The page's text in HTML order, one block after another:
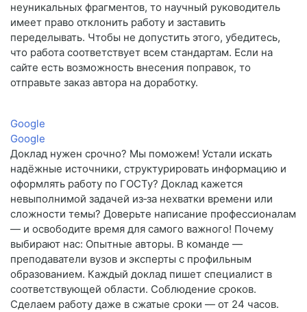
неуникальных фрагментов, то научный руководитель
имеет право отклонить работу и заставить
переделывать. Чтобы не допустить этого, убедитесь,
что работа соответствует всем стандартам. Если на
сайте есть возможность внесения поправок, то
отправьте заказ автора на доработку.
Google
Google
Доклад нужен срочно? Мы поможем! Устали искать
надёжные источники, структурировать информацию и
оформлять работу по ГОСТу? Доклад кажется
невыполнимой задачей из‑за нехватки времени или
сложности темы? Доверьте написание профессионалам
— и освободите время для самого важного! Почему
выбирают нас: Опытные авторы. В команде —
преподаватели вузов и эксперты с профильным
образованием. Каждый доклад пишет специалист в
соответствующей области. Соблюдение сроков.
Сделаем работу даже в сжатые сроки — от 24 часов.